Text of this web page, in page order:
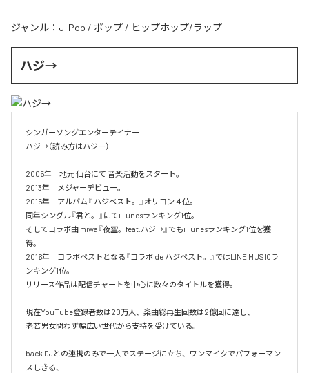
ジャンル： J-Pop / ポップ / ヒップホップ/ラップ
ハジ→
シンガーソングエンターテイナー
ハジ→（読み方はハジー）
2005年　地元 仙台にて 音楽活動をスタート。
2013年　メジャーデビュー。
2015年　アルバム『 ハジベスト。』オリコン４位。
同年シングル『君と。』にてiTunesランキング1位。
そしてコラボ曲 miwa『夜空。feat.ハジ→』でもiTunesランキング1位を獲
得。
2016年　コラボベストとなる『コラボ de ハジベスト。』ではLINE MUSICラ
ンキング1位。
リリース作品は配信チャートを中心に数々のタイトルを獲得。
現在YouTube登録者数は20万人、楽曲総再生回数は2億回に達し、
老若男女問わず幅広い世代から支持を受けている。
back DJとの連携のみで一人でステージに立ち、ワンマイクでパフォーマン
スしきる、